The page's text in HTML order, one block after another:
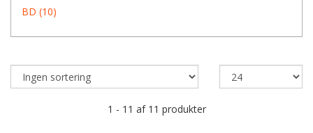
BD (10)
1 - 11 af 11 produkter